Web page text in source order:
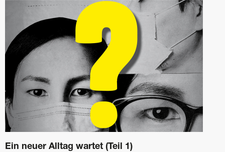
Ein neuer Alltag wartet (Teil 1)